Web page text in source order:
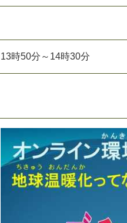
13時50分 ～ 14時30分